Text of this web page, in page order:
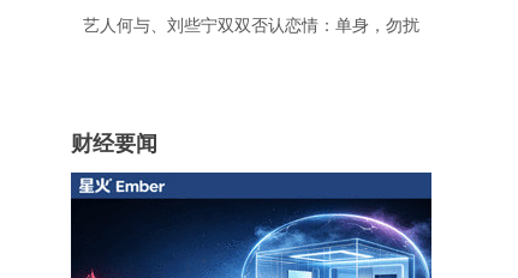
艺人何与、刘些宁双双否认恋情：单身，勿扰
财经要闻